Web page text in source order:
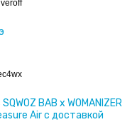
BAB x WOMANIZER
Air с доставкой